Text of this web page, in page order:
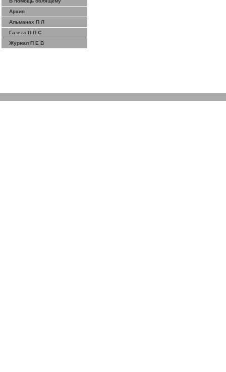
Архив
Альманах П Л
Газета П П С
Журнал П Е В